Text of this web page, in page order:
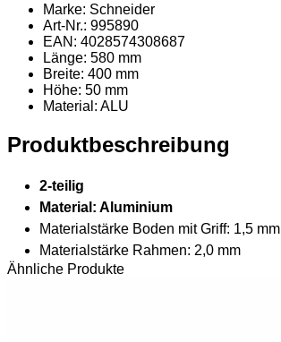
Marke: Schneider
Art-Nr.: 995890
EAN: 4028574308687
Länge: 580 mm
Breite: 400 mm
Höhe: 50 mm
Material : ALU
Produktbeschreibung
2-teilig
Material: Aluminium
Materialstärke Boden mit Griff: 1,5 mm
Materialstärke Rahmen: 2,0 mm
Ähnliche Produkte